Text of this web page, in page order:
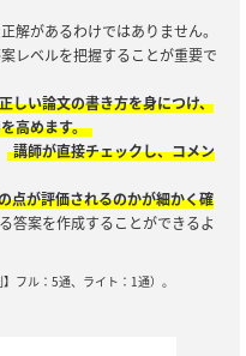
解があるわけではありません。
レベルを把握することが重要で
正しい論文の書き方を身につけ、
高めます。
講師が直接チェックし、コメン
点が評価されるのかが細かく確
答案を作成することができるよ
フル：5通、ライト：1通）。